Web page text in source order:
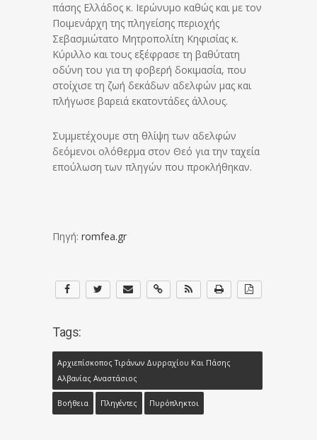
πάσης Ελλάδος κ. Ιερώνυμο καθώς και με τον
Ποιμενάρχη της πληγείσης περιοχής
Σεβασμιώτατο Μητροπολίτη Κηφισίας κ.
Κύριλλο και τους εξέφρασε τη βαθύτατη
οδύνη του για τη φοβερή δοκιμασία, που
στοίχισε τη ζωή δεκάδων αδελφών μας και
πλήγωσε βαρειά εκατοντάδες άλλους.
Συμμετέχουμε στη θλίψη των αδελφών
δεόμενοι ολόθερμα στον Θεό για την ταχεία
επούλωση των πληγών που προκλήθηκαν.
Πηγή: romfea.gr
Tags:
Αρχιεπίσκοπος Τιράνων Δυρραχίου Και Πάσης
Αλβανίας Αναστάσιος
Βοήθεια Πληγέντες Πυρόπληκτοι